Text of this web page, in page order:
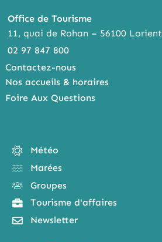
Office de Tourisme
11, quai de Rohan – 56100 Lorient
02 97 847 800
Contactez-nous
Nos accueils & horaires
Foire Aux Questions
Météo
Marées
Groupes
Tourisme d'affaires
Newsletter